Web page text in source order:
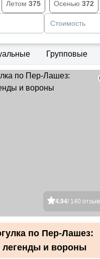
Летом 375 Осенью 372
Стоимость
Групповые
4.94/ 140
по Пер-Лашез:
легенды и вороны